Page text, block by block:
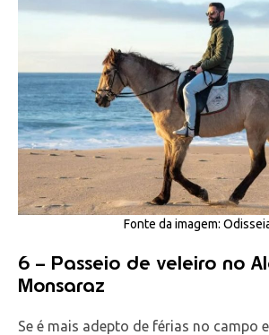
Fonte da imagem:
6 – Passeio de veleiro no
Monsaraz
Se é mais adepto de férias no campo